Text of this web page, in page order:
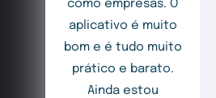
como empresas. O
aplicativo é muito
bom e é tudo muito
prático e barato.
Ainda estou